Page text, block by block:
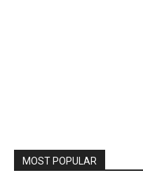
MOST POPULAR